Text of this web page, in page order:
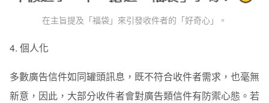
在主旨提及「福袋」來引發收件者的「好奇心」。
4. 個人化
多數廣告信件如同罐頭訊息，既不符合收件者需求，也毫無
新意，因此，大部分收件者會對廣告類信件有防禦心態。若